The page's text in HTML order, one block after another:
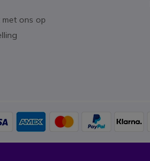
ons op